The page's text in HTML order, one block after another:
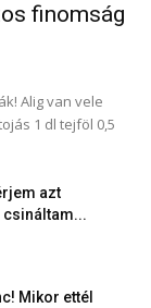
finomság
Alig van vele
1 dl tejföl 0,5
azt
csináltam...
Mikor ettél